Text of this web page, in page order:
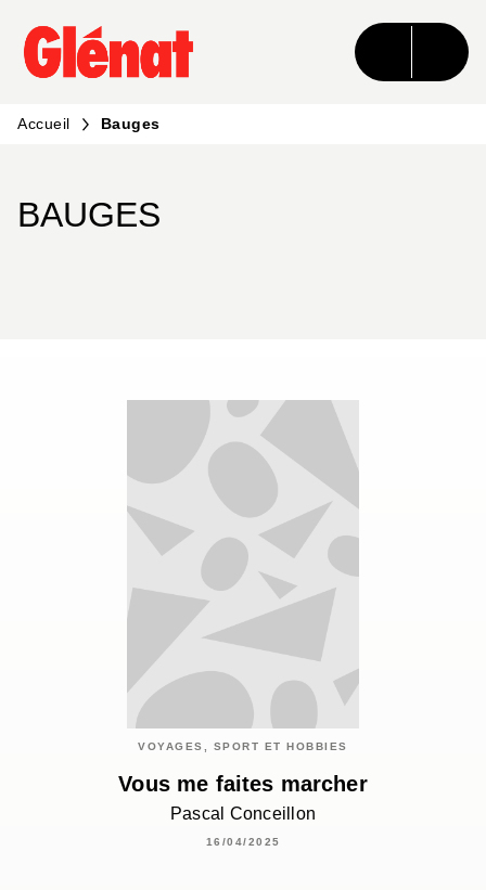
MENU RECHERCHE CONTENU
PIED DE PAGE
Accueil Bauges
BAUGES
VOYAGES, SPORT ET HOBBIES
Vous me faites marcher
Pascal Conceillon
16/04/2025